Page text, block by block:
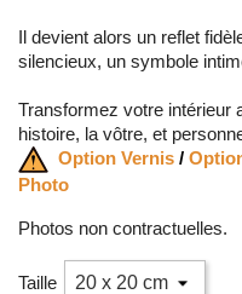
Il devient alors un reflet
silencieux, un symbole
Transformez votre intérieur
histoire, la vôtre, et
Option Vernis /
Photo
Photos non contractuelles.
Taille